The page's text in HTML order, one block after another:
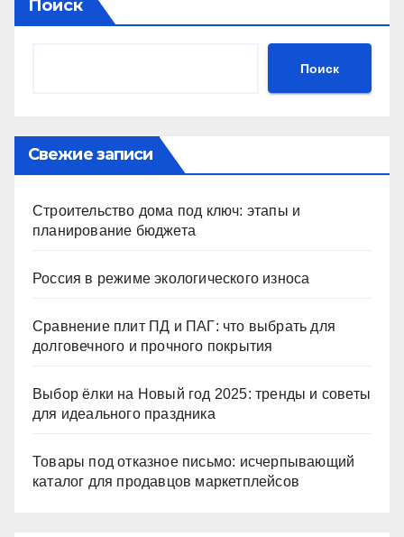
Поиск
Поиск
Свежие записи
Строительство дома под ключ: этапы и
планирование бюджета
Россия в режиме экологического износа
Сравнение плит ПД и ПАГ: что выбрать для
долговечного и прочного покрытия
Выбор ёлки на Новый год 2025: тренды и советы
для идеального праздника
Товары под отказное письмо: исчерпывающий
каталог для продавцов маркетплейсов